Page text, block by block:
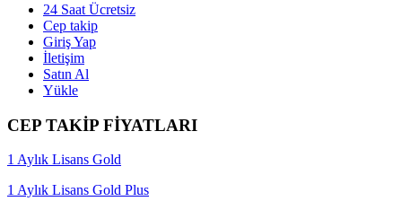
24 Saat Ücretsiz
Cep takip
Giriş Yap
İletişim
Satın Al
Yükle
CEP TAKİP FİYATLARI
1 Aylık Lisans Gold
1 Aylık Lisans Gold Plus